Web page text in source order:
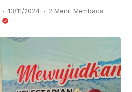
. 13/11/2024 . 2 Menit Membaca